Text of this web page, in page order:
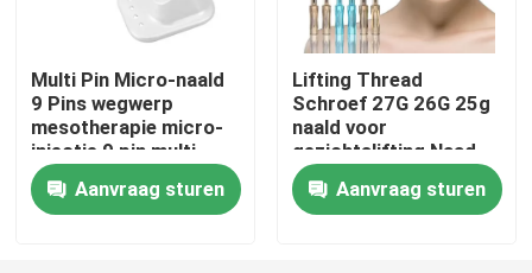
Beschikbare Steriele Spuit
De Reeks van de infusietransfusie
Multi Pin Micro-naald
9 Pins wegwerp
mesotherapie micro-
injectie 9 pin multi-
naald
Aanvraag sturen
Lifting Thread
Schroef 27G 26G 25g
naald voor
gezichtslifting Naad
Materiaal PDO draad
Aanvraag sturen